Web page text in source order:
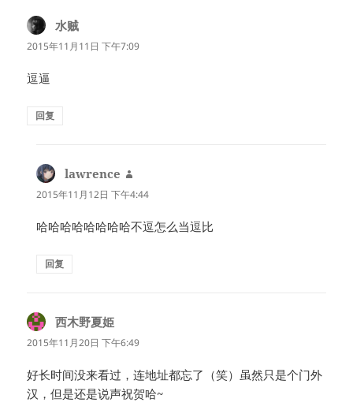
水贼
道：
2015年11月11日 下午7:09
逗逼
回复
lawrence
道：
2015年11月12日 下午4:44
哈哈哈哈哈哈哈哈不逗怎么当逗比
回复
西木野夏姫
道：
2015年11月20日 下午6:49
好长时间没来看过，连地址都忘了（笑）虽然只是个门外
汉，但是还是说声祝贺哈~